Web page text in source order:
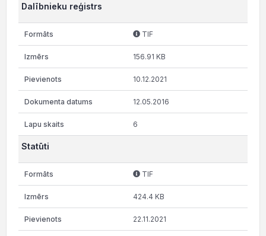
Dalībnieku reģistrs
TIF
156.91 KB
10.12.2021
12.05.2016
6
Statūti
TIF
424.4 KB
22.11.2021